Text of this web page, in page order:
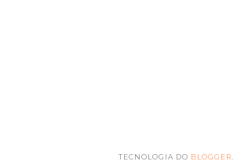
TECNOLOGIA DO BLOGGER